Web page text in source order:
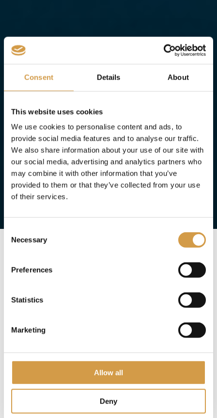
Consent Details About
This website uses cookies
We use cookies to personalise content and ads, to
provide social media features and to analyse our traffic.
We also share information about your use of our site with
our social media, advertising and analytics partners who
may combine it with other information that you’ve
provided to them or that they’ve collected from your use
of their services.
Consent
Selection
Necessary
Preferences
Statistics
Marketing
Allow all
Deny
Ga op een actieve zomerreis naar de prachtige
Isfjord in Spitsbergen! Tijdens deze reis verblijf je op
twee unieke locaties, waar je de natuurlijke
1. Informatie bestemming
3. Praktische informatie
6. Reis aanvragen
Deel deze reis